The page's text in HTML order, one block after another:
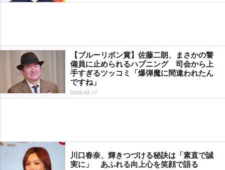
【ブルーリボン賞】佐藤二朗、まさかの警
備員に止められるハプニング 司会から上
手すぎるツッコミ「爆弾魔に間違われたん
ですね」
2026-02-17
川口春奈、輝きつづける秘訣は「素直で誠
実に」 あふれる向上心を笑顔で語る